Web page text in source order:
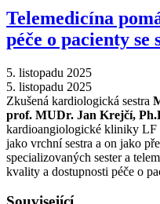
Telemedicína
péče o pacienty
5. listopadu 2025
5. listopadu 2025
Zkušená kardiologická sestra
prof. MUDr. Jan Krejčí,
kardioangiologické kliniky
jako vrchní sestra a on jako
specializovaných sester a
kvality a dostupnosti péče o